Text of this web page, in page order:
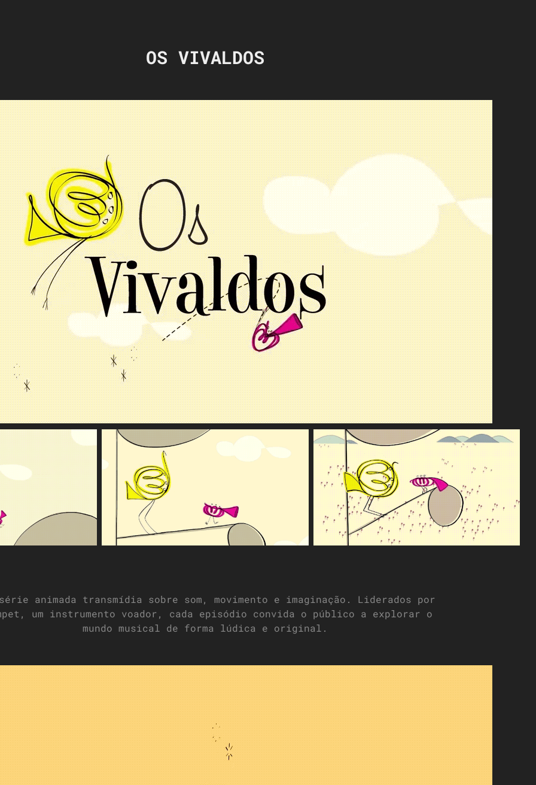
OS VIVALDOS
série animada transmídia sobre som, movimento e imaginação. Liderados por
um instrumento voador, cada episódio convida o público a explorar o
mundo musical de forma lúdica e original.